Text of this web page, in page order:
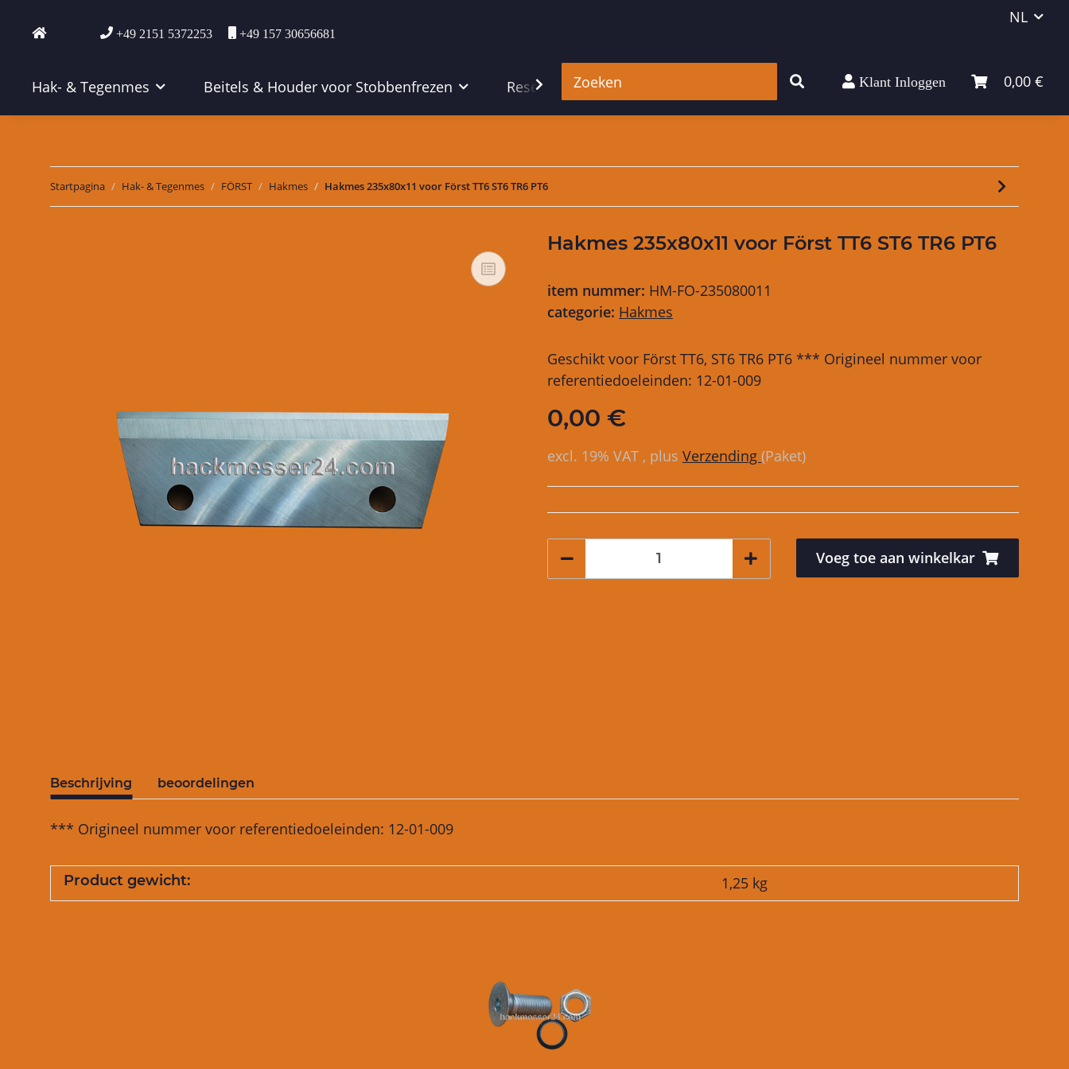
NL
+49 2151 5372253 +49 157 30656681
Klant Inloggen 0,00 €
Hak- & Tegenmes Beitels & Houder voor Stobbenfrezen Reserveonderdelen
Startpagina Hak- & Tegenmes FÖRST Hakmes Hakmes 235x80x11 voor Först TT6 ST6 TR6 PT6
Hakmes 235x80x11 voor Först TT6 ST6 TR6 PT6
item nummer: HM-FO-235080011
categorie: Hakmes
Geschikt voor Först TT6, ST6 TR6 PT6 *** Origineel nummer voor
referentiedoeleinden: 12-01-009
0,00 €
excl. 19% VAT , plus Verzending (Paket)
Voeg toe aan winkelkar
Beschrijving beoordelingen
*** Origineel nummer voor referentiedoeleinden: 12-01-009
Product gewicht: 1,25 kg